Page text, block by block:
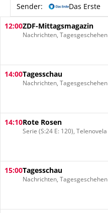
Sender: Das Erste
12:00ZDF-Mittagsmagazin
Nachrichten, Tagesgeschehen
14:00Tagesschau
Nachrichten, Tagesgeschehen
14:10Rote Rosen
Serie (S:24 E: 120), Telenovela
15:00Tagesschau
Nachrichten, Tagesgeschehen